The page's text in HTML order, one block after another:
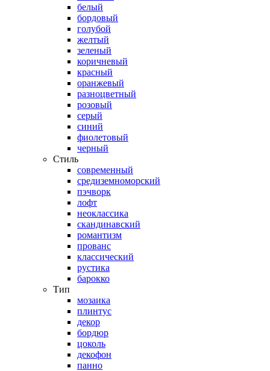
белый
бордовый
голубой
желтый
зеленый
коричневый
красный
оранжевый
разноцветный
розовый
серый
синий
фиолетовый
черный
Стиль
современный
средиземноморский
пэчворк
лофт
неоклассика
скандинавский
романтизм
прованс
классический
рустика
барокко
Тип
мозаика
плинтус
декор
бордюр
цоколь
декофон
панно